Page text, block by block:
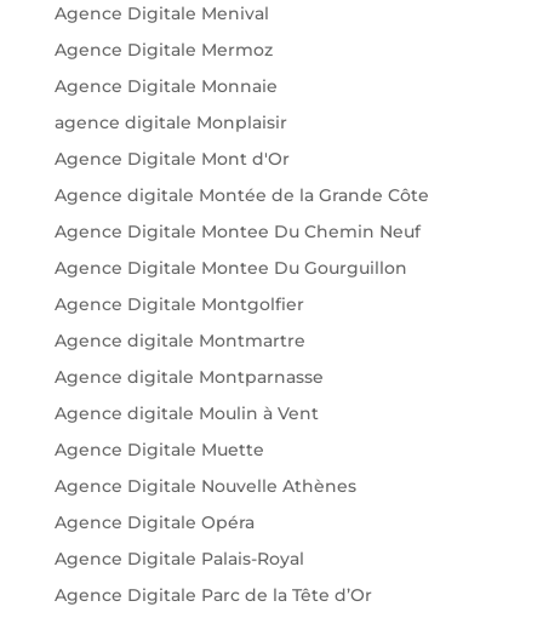
Agence Digitale Menival
Agence Digitale Mermoz
Agence Digitale Monnaie
agence digitale Monplaisir
Agence Digitale Mont d'Or
Agence digitale Montée de la Grande Côte
Agence Digitale Montee Du Chemin Neuf
Agence Digitale Montee Du Gourguillon
Agence Digitale Montgolfier
Agence digitale Montmartre
Agence digitale Montparnasse
Agence digitale Moulin à Vent
Agence Digitale Muette
Agence Digitale Nouvelle Athènes
Agence Digitale Opéra
Agence Digitale Palais-Royal
Agence Digitale Parc de la Tête d’Or